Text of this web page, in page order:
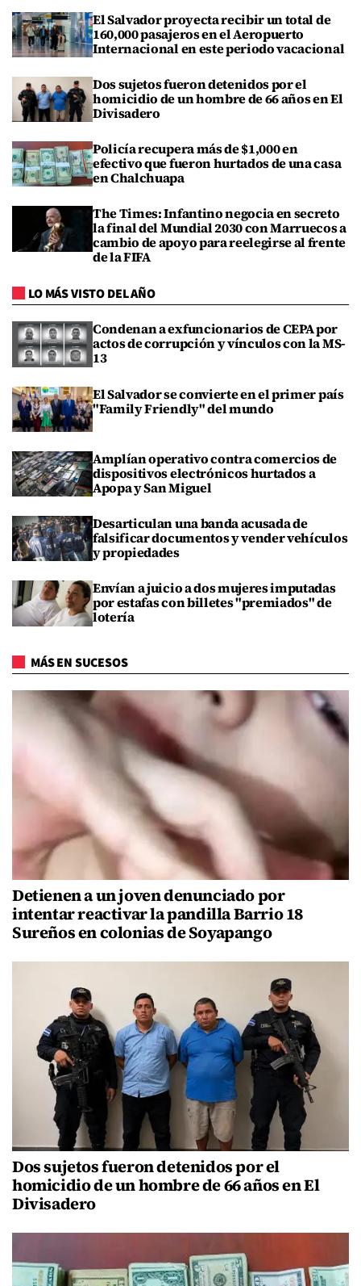
El Salvador proyecta recibir un total de
160,000 pasajeros en el Aeropuerto
Internacional en este periodo vacacional
Dos sujetos fueron detenidos por el
homicidio de un hombre de 66 años en El
Divisadero
Policía recupera más de $1,000 en
efectivo que fueron hurtados de una casa
en Chalchuapa
The Times: Infantino negocia en secreto
la final del Mundial 2030 con Marruecos a
cambio de apoyo para reelegirse al frente
de la FIFA
LO MÁS VISTO DEL AÑO
Condenan a exfuncionarios de CEPA por
actos de corrupción y vínculos con la MS-
13
El Salvador se convierte en el primer país
"Family Friendly" del mundo
Amplían operativo contra comercios de
dispositivos electrónicos hurtados a
Apopa y San Miguel
Desarticulan una banda acusada de
falsificar documentos y vender vehículos
y propiedades
Envían a juicio a dos mujeres imputadas
por estafas con billetes "premiados" de
lotería
MÁS EN SUCESOS
Detienen a un joven denunciado por
intentar reactivar la pandilla Barrio 18
Sureños en colonias de Soyapango
Dos sujetos fueron detenidos por el
homicidio de un hombre de 66 años en El
Divisadero